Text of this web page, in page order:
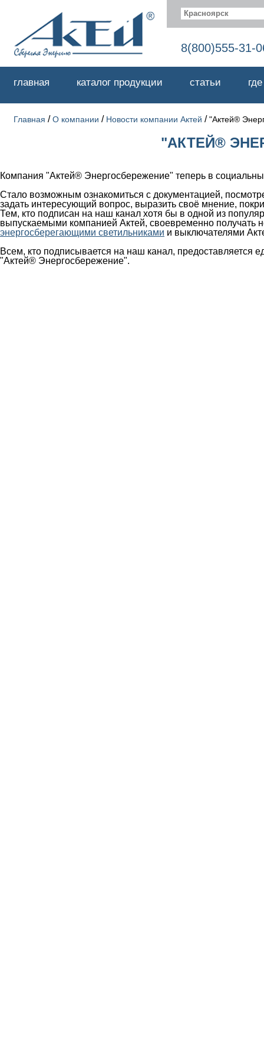
Красноярск
8(800)555-31-
главная каталог продукции статьи
Главная /О компании / Новости компании Актей /"Актей®
"АКТЕЙ®
Компания "Актей® Энергосбережение" теперь в
Стало возможным ознакомиться с документацией,
задать интересующий вопрос, выразить своё мнение,
Тем, кто подписан на наш канал хотя бы в одной из
выпускаемыми компанией Актей, своевременно
энергосберегающими светильниками и выключателями
Всем, кто подписывается на наш канал, предоставляется
"Актей® Энергосбережение".